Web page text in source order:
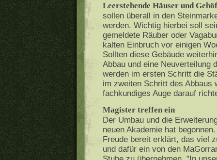
Leerstehende Häuser und
sollen überall in den
werden. Wichtig hierbei soll
gemeldete Räuber oder
kalten Einbruch vor einigen
Sollten diese Gebäude
Abbau und eine Neuverteilung
werden im ersten Schritt die
im zweiten Schritt des Abbaus
fachkundiges Auge darauf
Magister treffen ein
Der Umbau und die
neuen Akademie hat
Freude bereit erklärt, das viel
und dafür ein von den